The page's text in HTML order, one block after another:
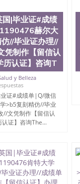
国|毕业证#成绩
赫尔大
//毕业证办理//
凭制作【留信认
历认证】咨询T
y Belleza
证#成绩单|Q/微信
>b5复刻精仿//毕业
//文凭制作【留信认
证】咨询The...